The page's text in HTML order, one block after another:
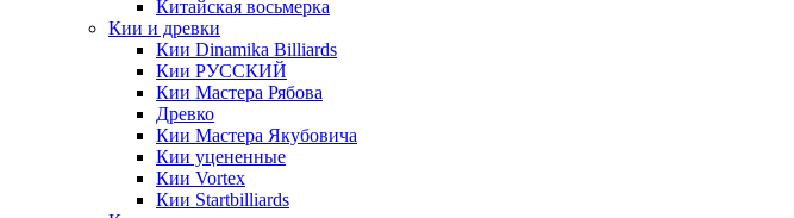
Китайская восьмерка
Кии и древки
Кии Dinamika Billiards
Кии РУССКИЙ
Кии Мастера Рябова
Древко
Кии Мастера Якубовича
Кии уцененные
Кии Vortex
Кии Startbilliards